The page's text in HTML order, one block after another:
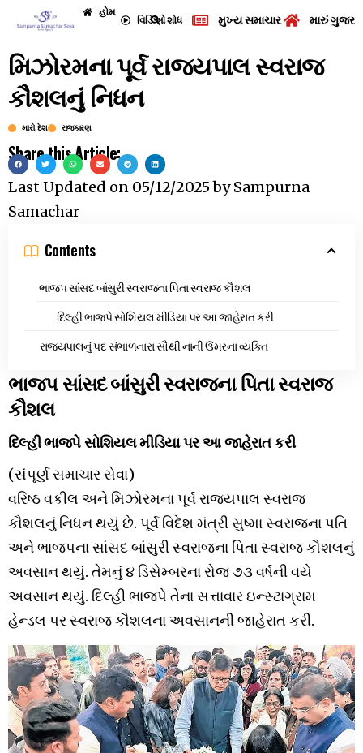
હોમ
વિડિઓશોધ મુખ્ય સમાચાર મારું
મિઝોરમના પૂર્વ રાજ્યપાલ સ્વરાજ
કૌશલનું નિધન
મારો દેશ રાજકારણ
Share this Article:
Last Updated on 05/12/2025bySampurna
Samachar
Contents
ભાજપ સાંસદ બાંસુરી સ્વરાજના પિતા સ્વરાજ કૌશલ
દિલ્હી ભાજપે સોશિયલ મીડિયા પર આ જાહેરાત કરી
રાજ્યપાલનું પદ સંભાળનારા સૌથી નાની ઉંમરના વ્યક્તિ
ભાજપ સાંસદ બાંસુરી સ્વરાજના પિતા સ્વરાજ
કૌશલ
દિલ્હી ભાજપે સોશિયલ મીડિયા પર આ જાહેરાત કરી
(સંપૂર્ણ સમાચાર સેવા)
વરિષ્ઠ વકીલ અને મિઝોરમના પૂર્વ રાજ્યપાલ સ્વરાજ
કૌશલનું નિધન થયું છે. પૂર્વ વિદેશ મંત્રી સુષ્મા સ્વરાજના પતિ
અને ભાજપના સાંસદ બાંસુરી સ્વરાજના પિતા સ્વરાજ કૌશલનું
અવસાન થયું. તેમનું ૪ ડિસેમ્બરના રોજ ૭૩ વર્ષની વયે
અવસાન થયું. દિલ્હી ભાજપે તેના સત્તાવાર ઇન્સ્ટાગ્રામ
હેન્ડલ પર સ્વરાજ કૌશલના અવસાનની જાહેરાત કરી.